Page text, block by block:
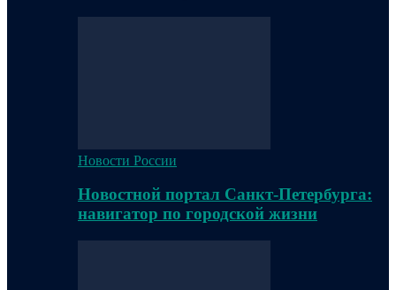
Новости России
Новостной портал Санкт-Петербурга:
навигатор по городской жизни